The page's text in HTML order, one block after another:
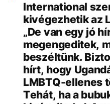
International
kivégezhetik az
„De van egy jó
megengeditek,
beszéltünk.
hírt, hogy
LMBTQ-ellenes
Tehát, ha a